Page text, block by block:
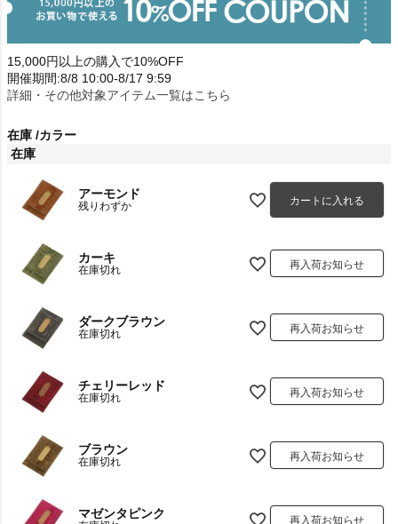
15,000円以上の購入で10%OFF
開催期間:8/8 10:00-8/17 9:59
詳細・その他対象アイテム一覧はこちら
在庫 カラー
在庫
アーモンド
残りわずか カートに入れる
カーキ
在庫切れ 再入荷お知らせ
ダークブラウン
在庫切れ 再入荷お知らせ
チェリーレッド
在庫切れ 再入荷お知らせ
ブラウン
在庫切れ 再入荷お知らせ
マゼンタピンク
再入荷お知らせ